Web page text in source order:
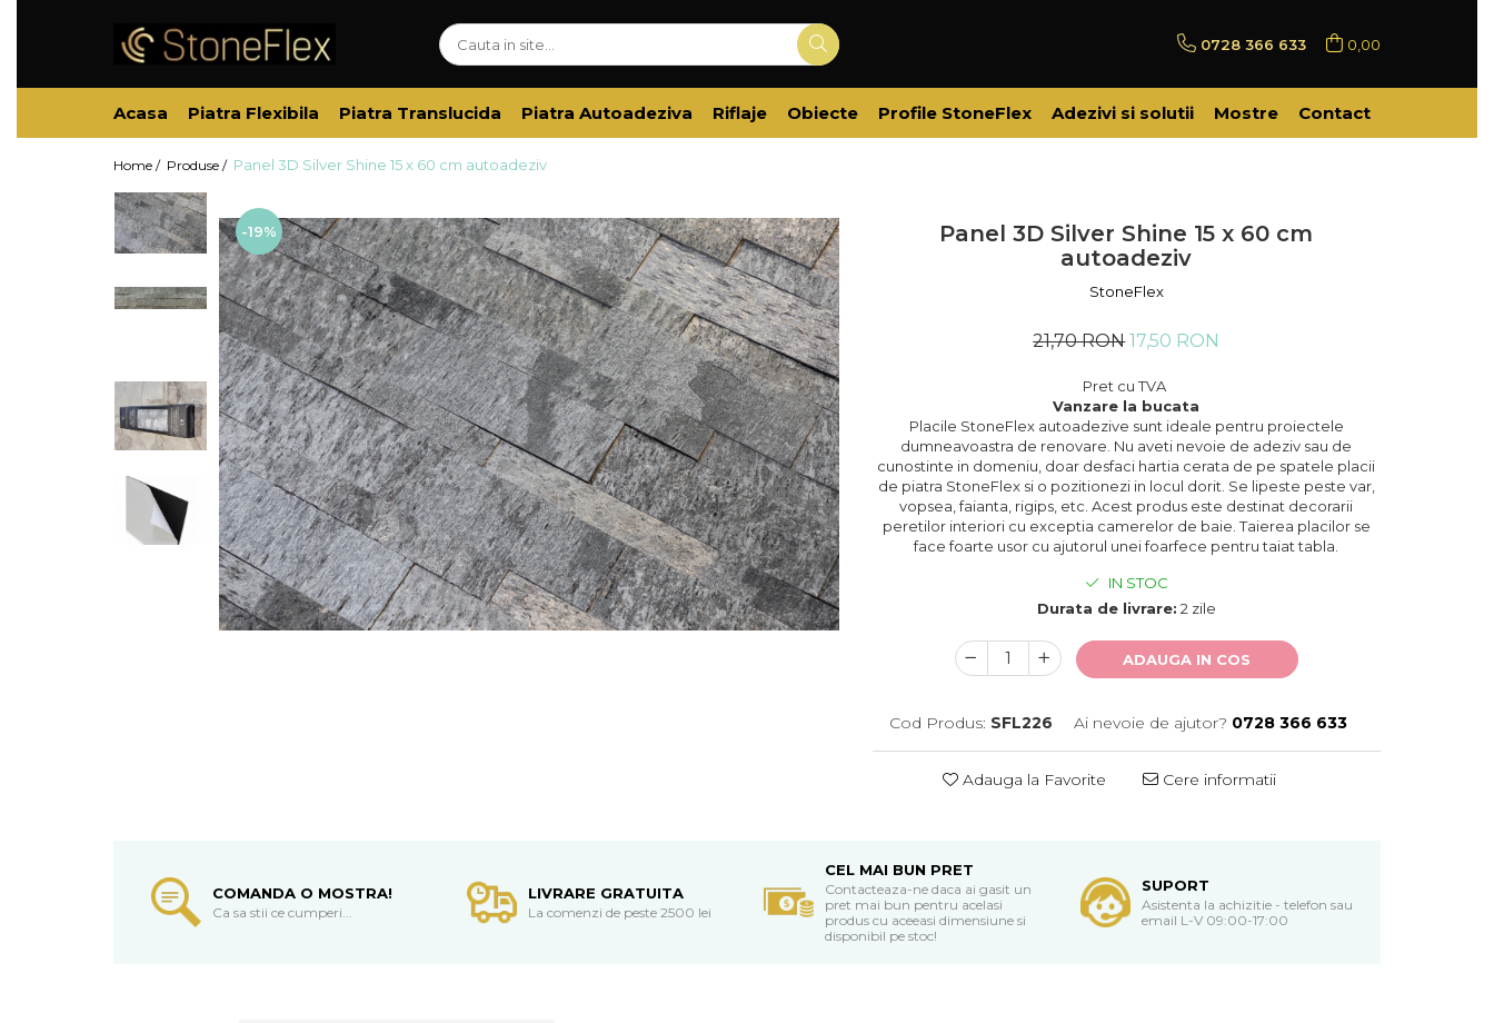
0728 366 633 0,00
Acasa Piatra Flexibila Piatra Translucida Piatra Autoadeziva Riflaje Obiecte Profile StoneFlex Adezivi si solutii Mostre Contact
Home / Produse / Panel 3D Silver Shine 15 x 60 cm autoadeziv
Panel 3D Silver Shine 15 x 60 cm
autoadeziv
StoneFlex
-19%
21,70 RON 17,50 RON
Pret cu TVA
Vanzare la bucata
Placile StoneFlex autoadezive sunt ideale pentru proiectele
dumneavoastra de renovare. Nu aveti nevoie de adeziv sau de
cunostinte in domeniu, doar desfaci hartia cerata de pe spatele placii
de piatra StoneFlex si o pozitionezi in locul dorit. Se lipeste peste var,
vopsea, faianta, rigips, etc. Acest produs este destinat decorarii
peretilor interiori cu exceptia camerelor de baie. Taierea placilor se
face foarte usor cu ajutorul unei foarfece pentru taiat tabla.
IN STOC
Durata de livrare: 2 zile
ADAUGA IN COS
Cod Produs: SFL226 Ai nevoie de ajutor? 0728 366 633
Adauga la Favorite Cere informatii
COMANDA O MOSTRA!
Ca sa stii ce cumperi...
LIVRARE GRATUITA
La comenzi de peste 2500 lei
CEL MAI BUN PRET
Contacteaza-ne daca ai gasit un
pret mai bun pentru acelasi
produs cu aceeasi dimensiune si
disponibil pe stoc!
SUPORT
Asistenta la achizitie - telefon sau
email L-V 09:00-17:00